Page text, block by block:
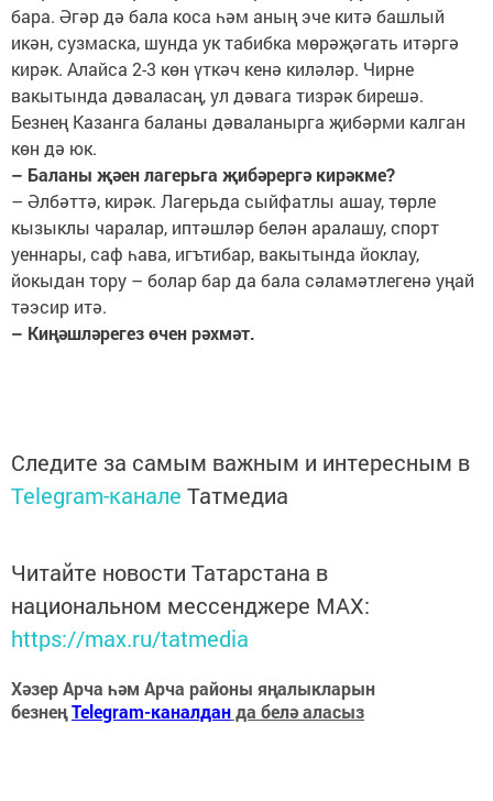
бара. Әгәр дә бала коса һәм аның эче китә башлый
икән, сузмаска, шунда ук табибка мөрәҗәгать итәргә
кирәк. Алайса 2-3 көн үткәч кенә киләләр. Чирне
вакытында дәваласаң, ул дәвага тизрәк бирешә.
Безнең Казанга баланы дәваланырга җибәрми калган
көн дә юк.
– Баланы җәен лагерьга җибәрергә кирәкме?
– Әлбәттә, кирәк. Лагерьда сыйфатлы ашау, төрле
кызыклы чаралар, иптәшләр белән аралашу, спорт
уеннары, саф һава, игътибар, вакытында йоклау,
йокыдан тору – болар бар да бала сәламәтлегенә уңай
тәэсир итә.
– Киңәшләрегез өчен рәхмәт.
Следите за самым важным и интересным в
Telegram-канале Татмедиа
Читайте новости Татарстана в
национальном мессенджере MАХ:
https://max.ru/tatmedia
Хәзер Арча һәм Арча районы яңалыкларын
безнеңTelegram-каналданда белә аласыз